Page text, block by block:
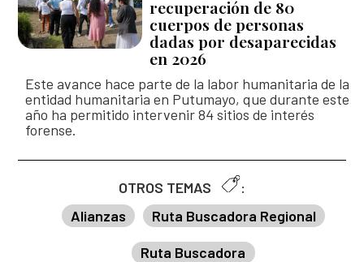
OTROS TEMAS
:
Alianzas
Ruta Buscadora Regional
Ruta Buscadora
recuperación de 80
cuerpos de personas
dadas por desaparecidas
en 2026
Este avance hace parte de la labor humanitaria de la
entidad humanitaria en Putumayo, que durante este
año ha permitido intervenir 84 sitios de interés
forense.